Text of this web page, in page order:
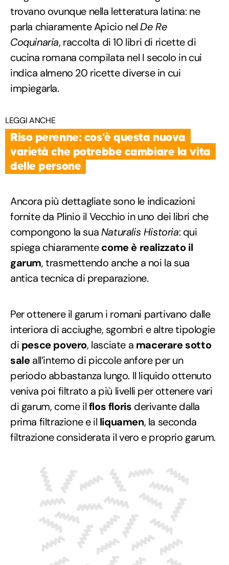
trovano ovunque nella letteratura latina: ne
parla chiaramente Apicio nelDe Re
Coquinaria, raccolta di 10 libri di ricette di
cucina romana compilata nel I secolo in cui
indica almeno 20 ricette diverse in cui
impiegarla.
LEGGI ANCHE
Riso perenne: cos'è questa nuova
varietà che potrebbe cambiare la vita
delle persone
Ancora più dettagliate sono le indicazioni
fornite da Plinio il Vecchio in uno dei libri che
compongono la suaNaturalis Historia: qui
spiega chiaramentecome è realizzato il
garum, trasmettendo anche a noi la sua
antica tecnica di preparazione.
Per ottenere il garum i romani partivano dalle
interiora di acciughe, sgombri e altre tipologie
di pesce povero, lasciate a macerare sotto
saleall’interno di piccole anfore per un
periodo abbastanza lungo. Il liquido ottenuto
veniva poi filtrato a più livelli per ottenere vari
di garum, come ilflos floris derivante dalla
prima filtrazione e il liquamen, la seconda
filtrazione considerata il vero e proprio garum.